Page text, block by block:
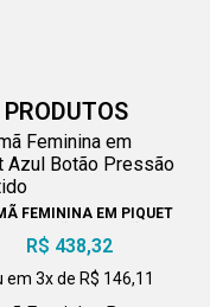
FEMININA EM PIQUET
EMBUTIDO
R$ 438,32
em 3x de R$ 146,11